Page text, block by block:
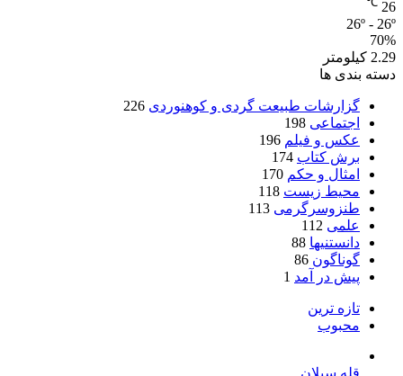
26
26º - 26º
70%
2.29 کیلومتر
دسته بندی ها
گزارشات طبیعت گردی و کوهنوردی 226
اجتماعی 198
عکس و فیلم 196
برش کتاب 174
امثال و حکم 170
محیط زیست 118
طنزوسرگرمی 113
علمی 112
دانستنیها 88
گوناگون 86
پیش در آمد 1
تازه ترین
محبوب
قله سبلان